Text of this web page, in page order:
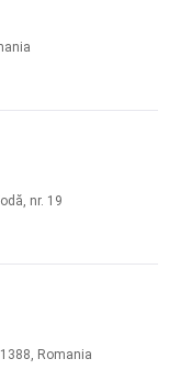
nr. 19
Romania